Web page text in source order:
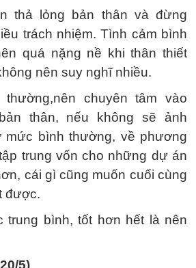
thả lỏng bản thân và đừng
trách nhiệm. Tình cảm bình
quá nặng nề khi thân thiết
nên suy nghĩ nhiều.
chuyên tâm vào
thân, nếu không sẽ ảnh
mức bình thường, về phương
trung vốn cho những dự án
cái gì cũng muốn cuối cùng
được.
trung bình, tốt hơn hết là nên
5)